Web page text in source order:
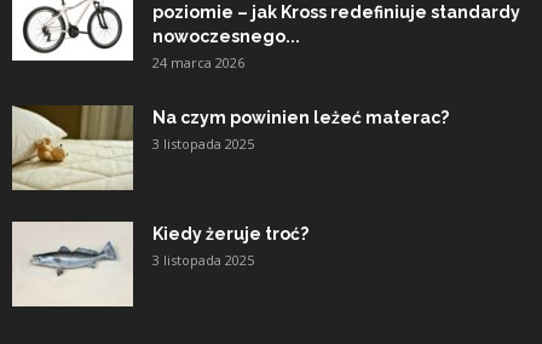
poziomie – jak Kross redefiniuje standardy
nowoczesnego...
24 marca 2026
Na czym powinien leżeć materac?
3 listopada 2025
Kiedy żeruje troć?
3 listopada 2025